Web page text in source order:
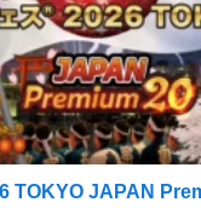
TOKYO JAPAN